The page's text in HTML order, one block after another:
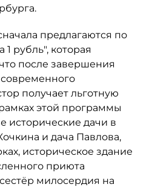
предлагаются по
рубль", которая
после завершения
получает льготную
этой программы
исторические дачи в
и дача Павлова,
историческое здание
приюта
милосердия на